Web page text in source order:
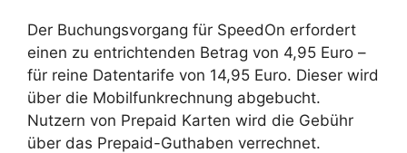
Der Buchungsvorgang für SpeedOn erfordert
einen zu entrichtenden Betrag von 4,95 Euro –
für reine Datentarife von 14,95 Euro. Dieser wird
über die Mobilfunkrechnung abgebucht.
Nutzern von Prepaid Karten wird die Gebühr
über das Prepaid-Guthaben verrechnet.